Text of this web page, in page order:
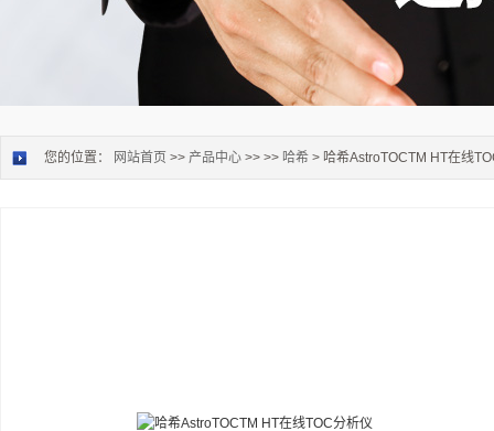
您的位置： 网站首页 >> 产品中心 >> >> 哈希 > 哈希AstroTOCTM HT在线